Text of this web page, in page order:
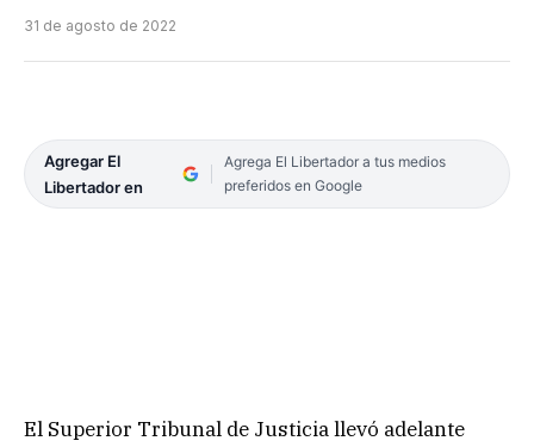
31 de agosto de 2022
Agregar El
Libertador en
Agrega El Libertador a tus medios
preferidos en Google
El Superior Tribunal de Justicia llevó adelante